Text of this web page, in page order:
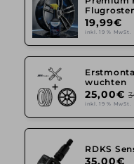
19,99€
inkl. 19 % MwSt.
wuchten
25,00€
inkl. 19 % MwSt.
RDKS
35,00€